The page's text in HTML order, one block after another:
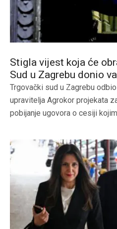
Stigla vijest koja će
Sud u Zagrebu donio
Trgovački sud u Zagrebu
upravitelja Agrokor projekata
pobijanje ugovora o cesiji